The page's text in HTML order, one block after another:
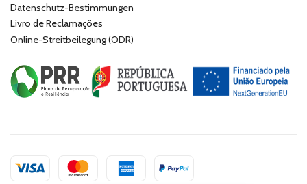
Datenschutz-Bestimmungen
Livro de Reclamações
Online-Streitbeilegung (ODR)